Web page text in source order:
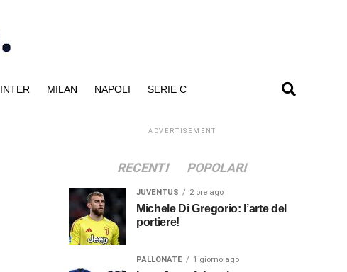
INTER MILAN NAPOLI SERIE C
ADVERTISEMENT
RECENTI POPOLARI
JUVENTUS 2 ore ago
Michele Di Gregorio: l’arte del
portiere!
PALLONATE 1 giorno ago